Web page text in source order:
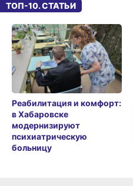
ТОП-10. СТАТЬИ
Реабилитация и комфорт:
в Хабаровске
модернизируют
психиатрическую
больницу